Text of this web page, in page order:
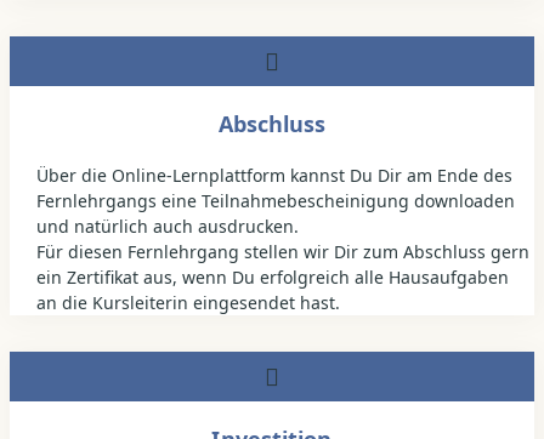
Abschluss
Über die Online-Lernplattform kannst Du Dir am Ende des
Fernlehrgangs eine Teilnahmebescheinigung downloaden
und natürlich auch ausdrucken.
Für diesen Fernlehrgang stellen wir Dir zum Abschluss gern
ein Zertifikat aus, wenn Du erfolgreich alle Hausaufgaben
an die Kursleiterin eingesendet hast.